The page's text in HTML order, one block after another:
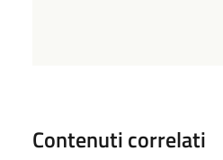
Contenuti correlati